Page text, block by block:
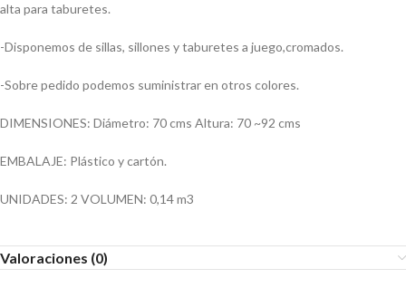
alta para taburetes.
-Disponemos de sillas, sillones y taburetes a juego,cromados.
-Sobre pedido podemos suministrar en otros colores.
DIMENSIONES: Diámetro: 70 cms Altura: 70 ~92 cms
EMBALAJE: Plástico y cartón.
UNIDADES: 2 VOLUMEN: 0,14 m3
Valoraciones (0)